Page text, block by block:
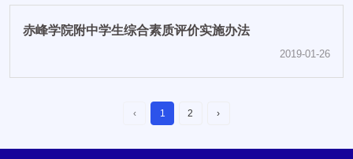
赤峰学院附中学生综合素质评价实施办法
2019-01-26
‹ 1 2 ›